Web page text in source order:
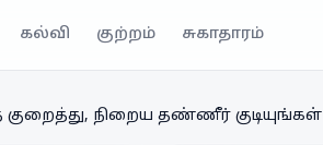
கல்வி குற்றம் சுகாதாரம்
நிறைய தண்ணீர் குடியுங்கள்